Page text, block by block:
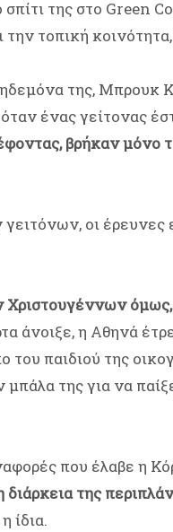
της στο Green
την τοπική
της, Μπρουκ
ένας γείτονας
βρήκαν μόνο
οι
όμως,
άνοιξε, η Αθηνά
του παιδιού της
της για να
που έλαβε η
διάρκεια της
ίδια.